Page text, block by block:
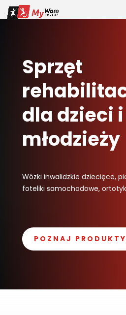
Sprzęt
dla dzieci i
młodzieży
Wózki inwalidzkie dziecięce,
foteliki samochodowe,
POZNAJ